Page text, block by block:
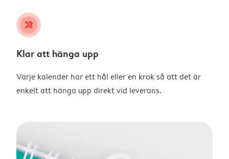
tools
Klar att hänga upp
Varje kalender har ett hål eller en krok så att det är
enkelt att hänga upp direkt vid leverans.